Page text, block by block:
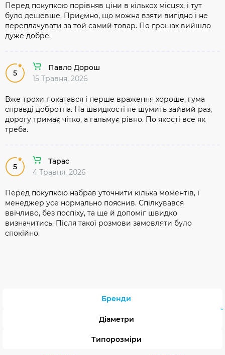
Перед покупкою порівняв ціни в кількох місцях, і тут
було дешевше. Приємно, що можна взяти вигідно і не
переплачувати за той самий товар. По грошах вийшло
дуже добре.
5
Павло Дорош
15 Травня, 2026
Вже трохи покатався і перше враження хороше, гума
справді добротна. На швидкості не шумить зайвий раз,
дорогу тримає чітко, а гальмує рівно. По якості все як
треба.
5
Тарас
4 Травня, 2026
Перед покупкою набрав уточнити кілька моментів, і
менеджер усе нормально пояснив. Спілкувався
ввічливо, без поспіху, та ще й допоміг швидко
визначитись. Після такої розмови замовляти було
спокійно.
Бренди
Діаметри
Типорозміри